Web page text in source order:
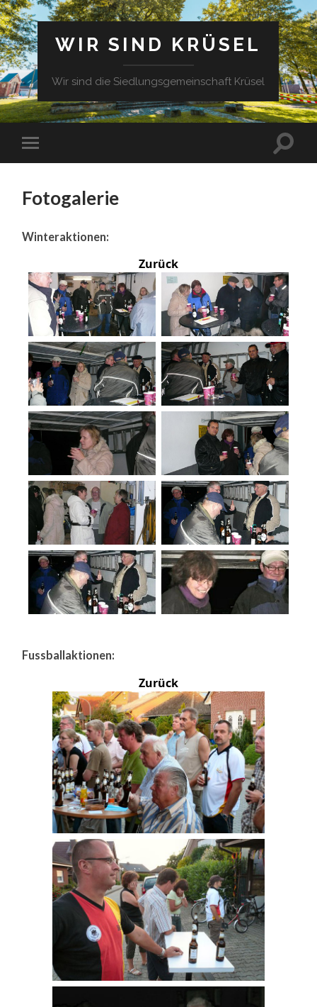
WIR SIND KRÜSEL
Wir sind die Siedlungsgemeinschaft Krüsel
Fotogalerie
Winteraktionen:
Zurück
Fussballaktionen:
Zurück